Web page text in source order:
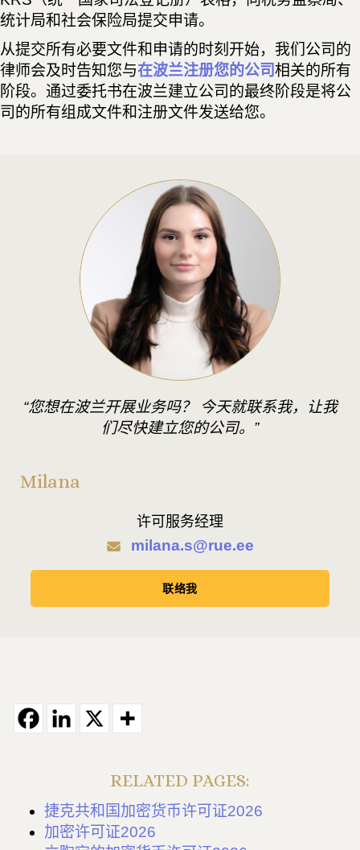
统计局和社会保险局提交申请。
从提交所有必要文件和申请的时刻开始，我们公司的
律师会及时告知您与在波兰注册您的公司 相关的所有
阶段。通过委托书在波兰建立公司的最终阶段是将公
司的所有组成文件和注册文件发送给您。
“您想在波兰开展业务吗？ 今天就联系我，让我
们尽快建立您的公司。”
Milana
许可服务经理
milana.s@rue.ee
联络我
RELATED PAGES:
捷克共和国加密货币许可证2026
加密许可证2026